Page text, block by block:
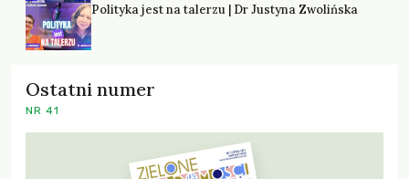
Polityka jest na talerzu | Dr Justyna Zwolińska
Ostatni numer
NR 41